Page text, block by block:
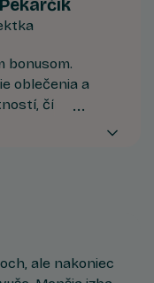
bonusom.
oblečenia a
čím
ale nakoniec